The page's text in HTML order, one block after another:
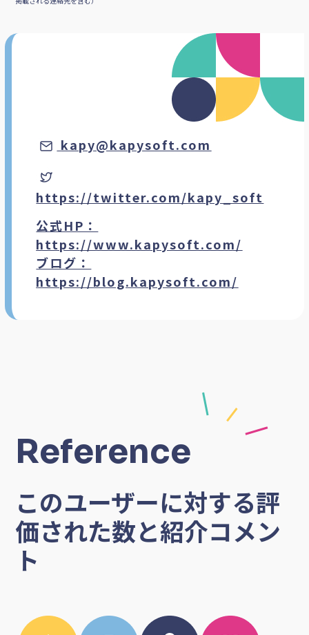
kapy@kapysoft.com
https://twitter.com/kapy_soft
公式HP：
https://www.kapysoft.com/
ブログ：
https://blog.kapysoft.com/
Reference
このユーザーに対する評
価された数と紹介コメン
ト